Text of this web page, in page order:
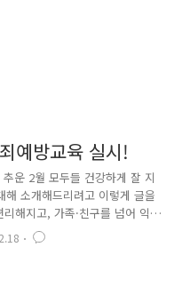
예방교육 실시!
운 2월 모두들 건강하게 잘 지
소개해드리려고 이렇게 글을
해지고, 가족·친구를 넘어 익
시대에 살고 있습니다.이런
아닙니다.다양한 범죄에 쉽게